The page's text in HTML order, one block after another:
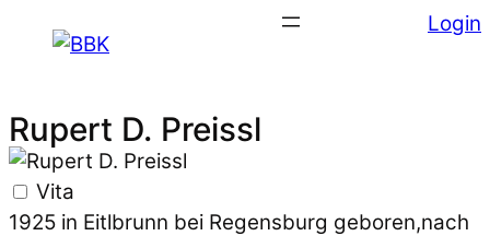
Login
Rupert D. Preissl
Vita
1925 in Eitlbrunn bei Regensburg geboren,nach